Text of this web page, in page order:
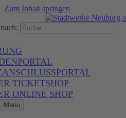
Zum Inhalt springen
TICKETSHOP
ONLINE SHOP
Menü